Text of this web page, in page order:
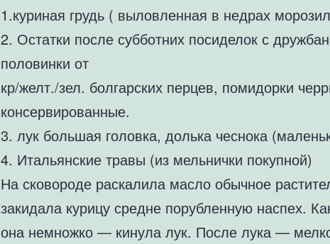
1.куриная грудь ( выловленная в недрах
2. Остатки после субботних посиделок с
половинки от
кр/желт./зел. болгарских перцев, помидорки
консервированные.
3. лук большая головка, долька чеснока
4. Итальянские травы (из мельнички покупной)
На сковороде раскалила масло обычное
закидала курицу средне порубленную наспех.
она немножко — кинула лук. После лука —